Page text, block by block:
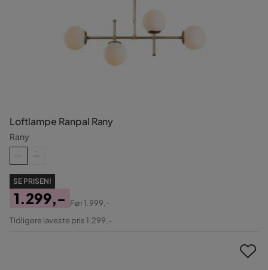
Loftlampe Ranpal Rany
Rany
SE PRISEN!
Pris
1.299,-
Original
Før1.999,-
Tidligere laveste pris 1.299,-